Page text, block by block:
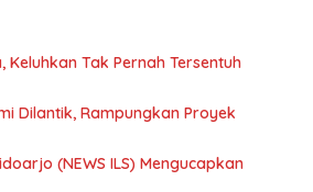
Tak Pernah Tersentuh
Dilantik, Rampungkan Proyek
(NEWS ILS) Mengucapkan